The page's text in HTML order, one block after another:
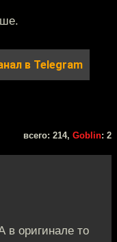
в Telegram
всего: 214, Goblin: 2
в оригинале то